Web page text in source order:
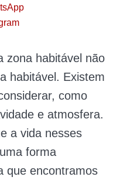
zona habitável não
habitável. Existem
como
e atmosfera.
a vida nesses
forma
que encontramos